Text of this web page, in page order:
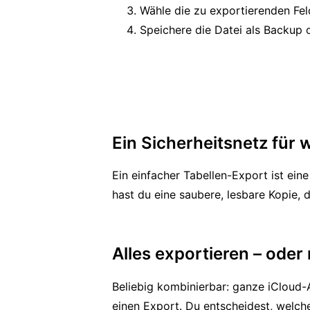
Wähle die zu exportierenden
Speichere die Datei als
Ein Sicherheitsnetz für
Ein einfacher Tabellen-Export ist
hast du eine saubere, lesbare
Alles exportieren –
Beliebig kombinierbar: ganze
einen Export. Du entscheidest,